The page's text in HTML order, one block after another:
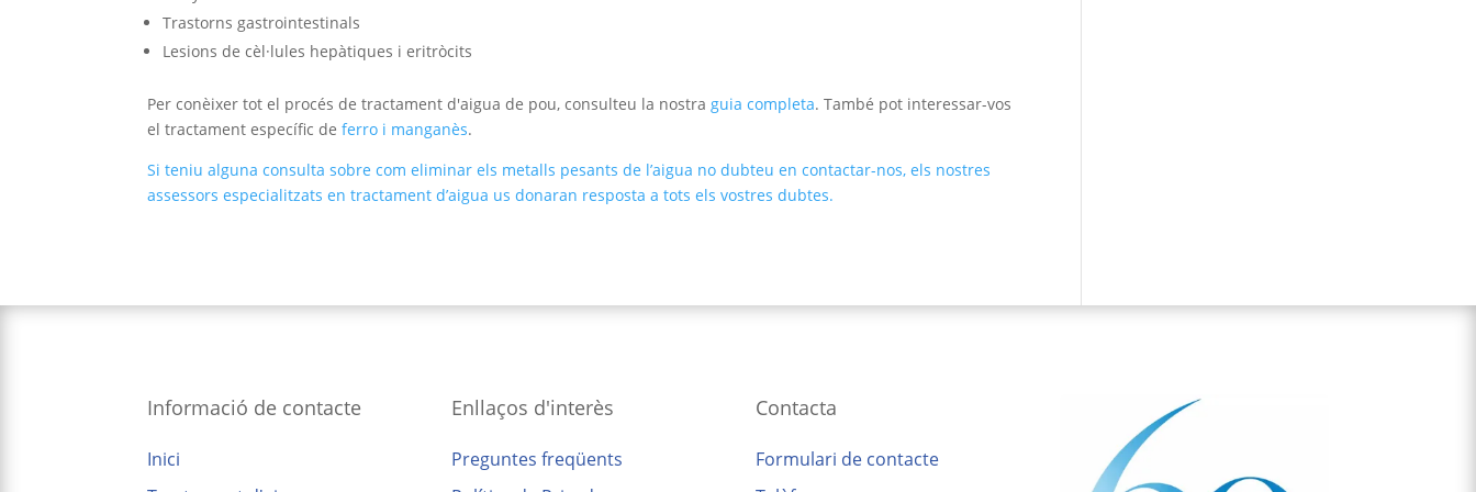
Trastorns gastrointestinals
Lesions de cèl·lules hepàtiques i eritròcits
Per conèixer tot el procés de tractament d'aigua de pou, consulteu la nostraguia completa. També pot interessar-vos
el tractament específic deferro i manganès.
Si teniu alguna consulta sobre com eliminar els metalls pesants de l’aigua no dubteu en contactar-nos, els nostres
assessors especialitzats en tractament d’aigua us donaran resposta a tots els vostres dubtes.
Informació de contacte
Inici
Enllaços d'interès
Preguntes freqüents
Contacta
Formulari de contacte